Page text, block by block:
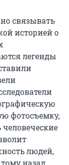
связывать
историей о
легенды
фотосъемку,
людей,
назад.